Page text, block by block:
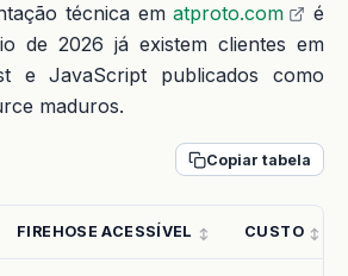
técnica ematproto.com
é
de 2026 já existem clientes em
e JavaScript publicados como
maduros.
Copiar tabela
FIREHOSE ACESSÍVEL CUSTO